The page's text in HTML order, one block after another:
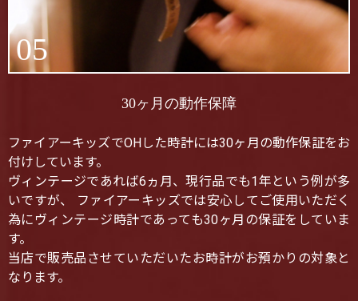
05
30ヶ月の動作保障
ファイアーキッズでOHした時計には30ヶ月の動作保証をお
付けしています。
ヴィンテージであれば6ヵ月、現行品でも1年という例が多
いですが、 ファイアーキッズでは安心してご使用いただく
為にヴィンテージ時計であっても30ヶ月の保証をしていま
す。
当店で販売品させていただいたお時計がお預かりの対象と
なります。